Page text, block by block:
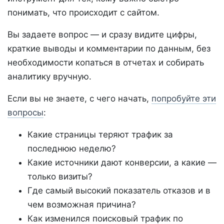
понимать, что происходит с сайтом.
Вы задаете вопрос — и сразу видите цифры,
краткие выводы и комментарии по данным, без
необходимости копаться в отчетах и собирать
аналитику вручную.
Если вы не знаете, с чего начать, попробуйте эти
вопросы:
Какие страницы теряют трафик за
последнюю неделю?
Какие источники дают конверсии, а какие —
только визиты?
Где самый высокий показатель отказов и в
чем возможная причина?
Как изменился поисковый трафик по